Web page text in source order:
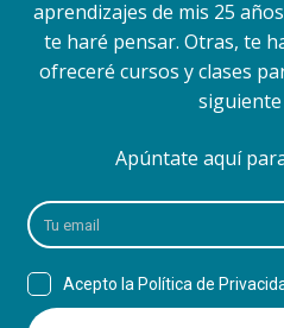
aprendizajes de mis 25
te haré pensar. Otras, te
ofreceré cursos y clases
siguiente
Apúntate aquí